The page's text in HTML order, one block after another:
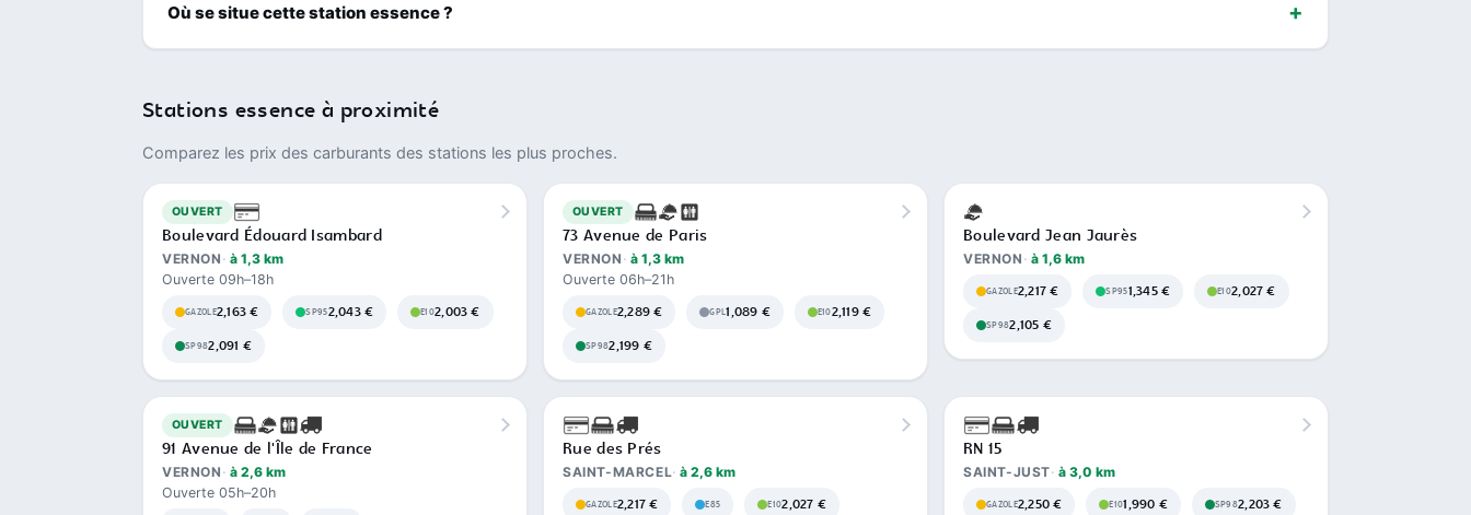
Où se situe cette station essence ?
Stations essence à proximité
Comparez les prix des carburants des stations les plus proches.
OUVERT
Boulevard Édouard Isambard
VERNON à 1,3 km
Ouverte 09h–18h
GAZOLE2,163 € SP952,043 € E102,003 €
SP982,091 €
OUVERT
73 Avenue de Paris
VERNON à 1,3 km
Ouverte 06h–21h
GAZOLE2,289 € GPL1,089 € E102,119 €
SP982,199 €
Boulevard Jean Jaurès
VERNON à 1,6 km
GAZOLE2,217 € SP951,345 € E102,027 €
SP982,105 €
OUVERT
91 Avenue de l'Île de France
VERNON à 2,6 km
Ouverte 05h–20h
Rue des Prés
SAINT-MARCEL à 2,6 km
GAZOLE2,217 € E85 E102,027 €
RN 15
SAINT-JUST à 3,0 km
GAZOLE2,250 € E101,990 € SP982,203 €